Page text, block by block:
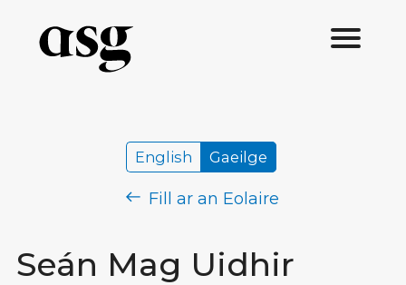
Seán Mag Uidhir
English Gaeilge
Fill ar an Eolaire